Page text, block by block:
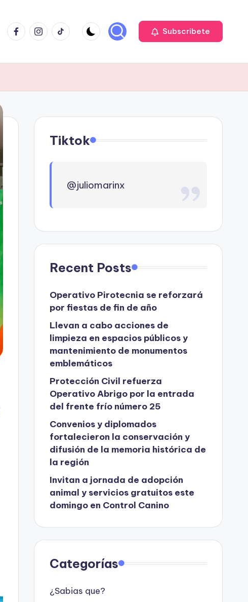
FacebookInstagram
TIKTOK Subscribete
Tiktok
@juliomarinx
Recent Posts
Operativo Pirotecnia se reforzará
por fiestas de fin de año
Llevan a cabo acciones de
limpieza en espacios públicos y
mantenimiento de monumentos
emblemáticos
Protección Civil refuerza
Operativo Abrigo por la entrada
del frente frío número 25
Convenios y diplomados
fortalecieron la conservación y
difusión de la memoria histórica de
la región
Invitan a jornada de adopción
animal y servicios gratuitos este
domingo en Control Canino
Categorías
¿Sabias que?